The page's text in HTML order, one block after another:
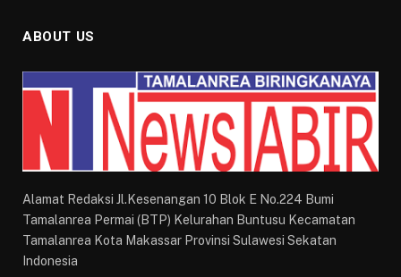
ABOUT US
Alamat Redaksi Jl.Kesenangan 10 Blok E No.224 Bumi
Tamalanrea Permai (BTP) Kelurahan Buntusu Kecamatan
Tamalanrea Kota Makassar Provinsi Sulawesi Sekatan
Indonesia